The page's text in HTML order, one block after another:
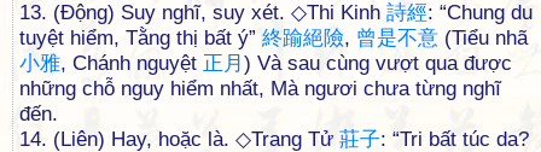
13. (Động) Suy nghĩ, suy xét. ◇Thi Kinh 詩經: “Chung du
tuyệt hiểm, Tằng thị bất ý” 終踰絕險, 曾是不意 (Tiểu nhã
小雅, Chánh nguyệt 正 月 ) Và sau cùng vượt qua được
những chỗ nguy hiểm nhất, Mà ngươi chưa từng nghĩ
đến.
14. (Liên) Hay, hoặc là. ◇Trang Tử 莊子: “Tri bất túc da?